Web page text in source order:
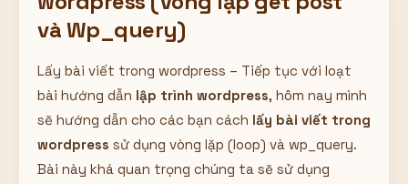
ZALO ADMIN
0358949680
Nhắn Zalo
Hoặc
Email/Tên đăng nhập
Mật khẩu
Hiển thị
và Wp_query)
Lấy bài viết trong wordpress – Tiếp tục với loạt
bài hướng dẫn lập trình wordpress, hôm nay mình
sẽ hướng dẫn cho các bạn cách lấy bài viết trong
wordpress sử dụng vòng lặp (loop) và wp_query.
Bài này khá quan trọng chúng ta sẽ sử dụng